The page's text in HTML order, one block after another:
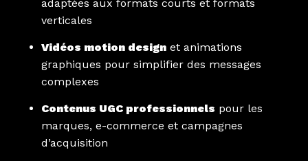
adaptées aux formats courts et formats
verticales
Vidéos motion design et animations
graphiques pour simplifier des messages
complexes
Contenus UGC professionnels pour les
marques, e-commerce et campagnes
d’acquisition